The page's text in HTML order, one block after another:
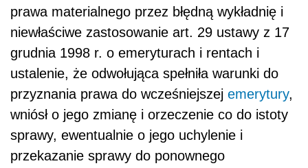
prawa materialnego przez błędną wykładnię i
niewłaściwe zastosowanie art. 29 ustawy z 17
grudnia 1998 r. o emeryturach i rentach i
ustalenie, że odwołująca spełniła warunki do
przyznania prawa do wcześniejszej emerytury,
wniósł o jego zmianę i orzeczenie co do istoty
sprawy, ewentualnie o jego uchylenie i
przekazanie sprawy do ponownego